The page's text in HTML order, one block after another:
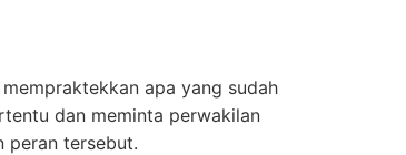
apa yang sudah
dan meminta perwakilan
peran tersebut.